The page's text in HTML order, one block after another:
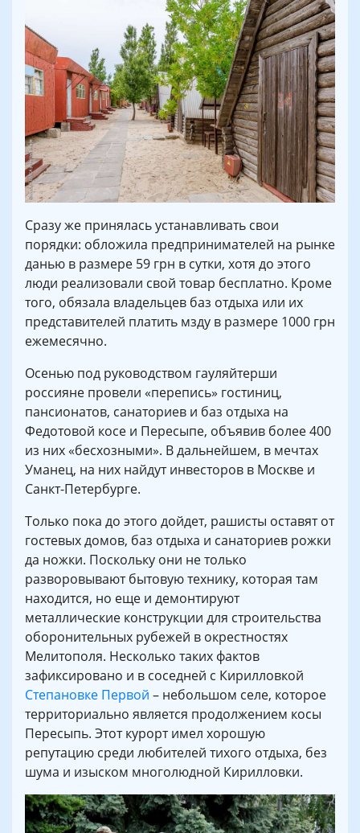
Сразу же принялась устанавливать свои
порядки: обложила предпринимателей на рынке
данью в размере 59 грн в сутки, хотя до этого
люди реализовали свой товар бесплатно. Кроме
того, обязала владельцев баз отдыха или их
представителей платить мзду в размере 1000 грн
ежемесячно.
Осенью под руководством гауляйтерши
россияне провели «перепись» гостиниц,
пансионатов, санаториев и баз отдыха на
Федотовой косе и Пересыпе, объявив более 400
из них «бесхозными». В дальнейшем, в мечтах
Уманец, на них найдут инвесторов в Москве и
Санкт-Петербурге.
Только пока до этого дойдет, рашисты оставят от
гостевых домов, баз отдыха и санаториев рожки
да ножки. Поскольку они не только
разворовывают бытовую технику, которая там
находится, но еще и демонтируют
металлические конструкции для строительства
оборонительных рубежей в окрестностях
Мелитополя. Несколько таких фактов
зафиксировано и в соседней с Кирилловкой
Степановке Первой – небольшом селе, которое
территориально является продолжением косы
Пересыпь. Этот курорт имел хорошую
репутацию среди любителей тихого отдыха, без
шума и изыском многолюдной Кирилловки.